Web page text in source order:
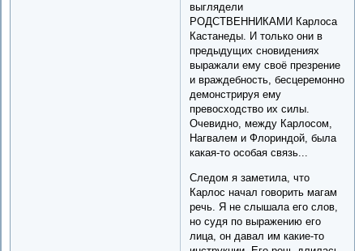
выглядели
РОДСТВЕННИКАМИ Карлоса
Кастанеды. И только они в
предыдущих сновидениях
выражали ему своё презрение
и враждебность, бесцеремонно
демонстрируя ему
превосходство их силы.
Очевидно, между Карлосом,
Нагвалем и Флориндой, была
какая-то особая связь...
Следом я заметила, что
Карлос начал говорить магам
речь. Я не слышала его слов,
но судя по выражению его
лица, он давал им какие-то